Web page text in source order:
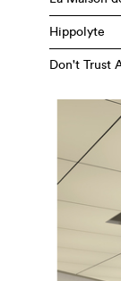
Hippolyte
Don't Trust